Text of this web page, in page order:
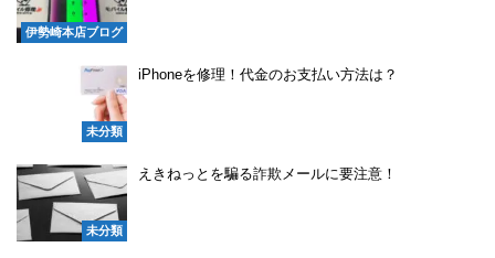
伊勢崎本店ブログ
未分類
iPhoneを修理！代金のお支払い方法は？
未分類
えきねっとを騙る詐欺メールに要注意！